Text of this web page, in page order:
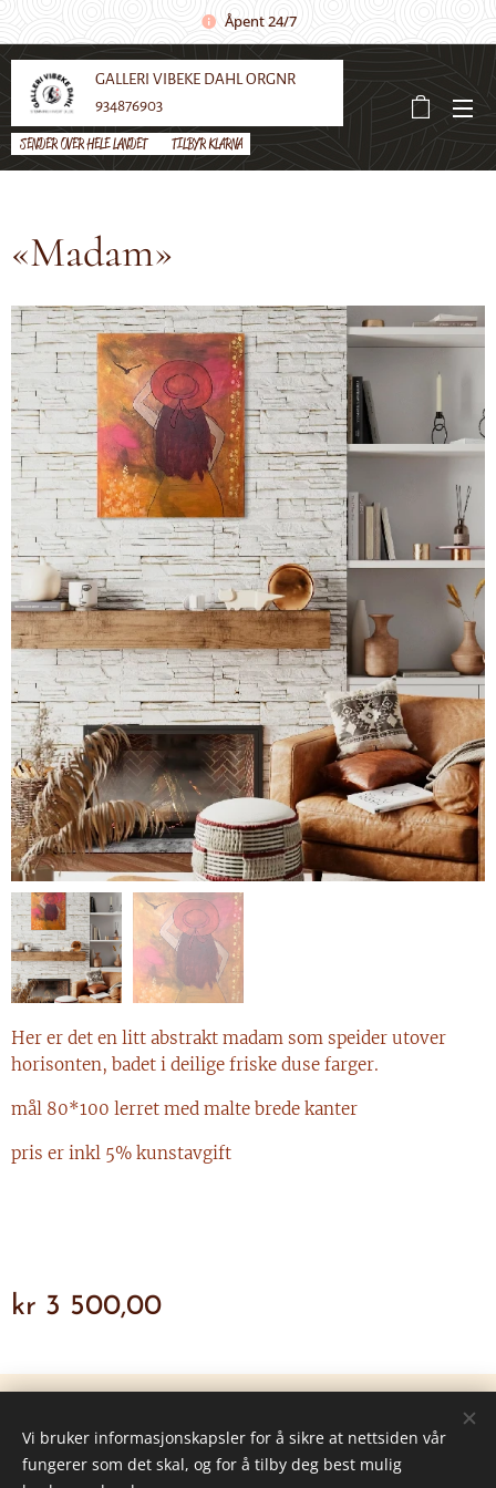
Åpent 24/7
GALLERI VIBEKE DAHL ORGNR
934876903
SENDER OVER HELE LANDET 🌼 TILBYR KLARNA
«Madam»
Her er det en litt abstrakt madam som speider utover
horisonten, badet i deilige friske duse farger.
mål 80*100 lerret med malte brede kanter
pris er inkl 5% kunstavgift
kr 3 500,00
Drevet av
Webnode Informasjonskapsler
Vi bruker informasjonskapsler for å sikre at nettsiden vår
fungerer som det skal, og for å tilby deg best mulig